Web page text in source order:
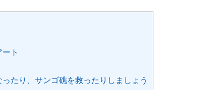
ト
たり、サンゴ礁を救ったりしましょう